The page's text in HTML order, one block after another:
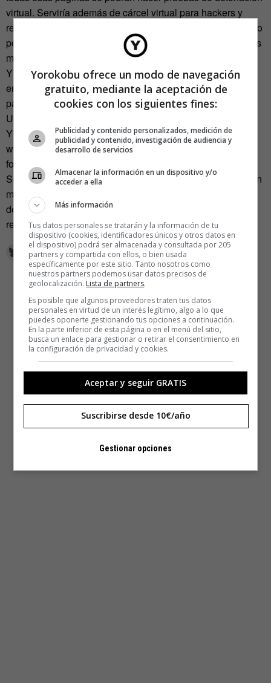
virtual. Serviría además de cárcel virtual para hackers y
responsables de ese tipo de webs que, como condena, solo
podrán acceder a este entorno de navegación durante unos
meses.
Y además, para hacerlo sostenible, por cada web basura
enviada a la basura, Google donaría un euro a una ONG´s,
para salvar a los osos panda en lugar de tener su Panda
Update haciendo barridos.
Y por último, el espacio vacío que dejen en la nube estas
webs podrá ser utilizado para páginas web de ONG´s de
forma gratuita.
Sostenibilidad, reciclaje, buen gobierno, ética…que alguien
me convenza de que no es perfecto. Voy a buscar “gestión
de residuos de Internet”. Lo sabía: no se han encontrado
resultados…. ¿Será que no hay o es corporativismo web?
Yorokobu ofrece un modo de navegación
gratuito, mediante la aceptación de
cookies con los siguientes fines:
Publicidad y contenido personalizados, medición de
publicidad y contenido, investigación de audiencia y
desarrollo de servicios
Almacenar la información en un dispositivo y/o
acceder a ella
Más información
Tus datos personales se tratarán y la información de tu
dispositivo (cookies, identificadores únicos y otros datos en
el dispositivo) podrá ser almacenada y consultada por 205
partners y compartida con ellos, o bien usada
específicamente por este sitio. Tanto nosotros como
nuestros partners podemos usar datos precisos de
geolocalización. Lista de partners.
Es posible que algunos proveedores traten tus datos
personales en virtud de un interés legítimo, algo a lo que
puedes oponerte gestionando tus opciones a continuación.
En la parte inferior de esta página o en el menú del sitio,
busca un enlace para gestionar o retirar el consentimiento en
la configuración de privacidad y cookies.
Aceptar y seguir GRATIS
Suscribirse desde 10€/año
Gestionar opciones